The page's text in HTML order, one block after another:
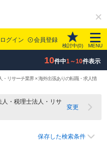
ログイン 会員登録
検討中(0) MENU
10件中1～10件表示
リサーチ業界 × 海外出張ありの転職・求人情
・税理士法人・リサ
変更
保存した検索条件